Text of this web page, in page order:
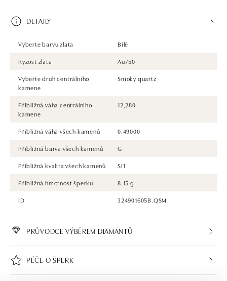
DETAILY
Vyberte barvu zlata
Bílé
Ryzost zlata
Au750
Vyberte druh centrálního
kamene
Smoky quartz
Přibližná váha centrálního
kamene
12,280
Přibližná váha všech kamenů
0.49000
Přibližná barva všech kamenů
G
Přibližná kvalita všech kamenů
SI1
Přibližná hmotnost šperku
8.15 g
ID
324901605B.QSM
PRŮVODCE VÝBĚREM DIAMANTŮ
PÉČE O ŠPERK